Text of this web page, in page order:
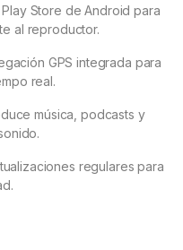
Store de Android para
al reproductor.
GPS integrada para
real.
música, podcasts y
regulares para